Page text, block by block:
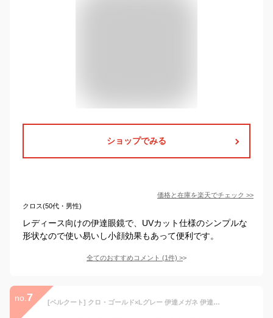
ショップでみる
価格と在庫を楽天でチェック >>
クロス(50代・男性)
レディース向けの伊達眼鏡で、UVカット仕様のシンプルな
形状なので使い易いし小顔効果もあって便利です。
全てのおすすめコメント (1件) >
no. 7 [ベルクート] クロ・ゴールド×Lグレー 伊達メガネ 伊達眼鏡 だてめがね だて眼鏡 度なしメガネ ファッションメガネ めがね 眼鏡 メンズ レディース 丸 四角 透明 色付き 小さい 大きい uvカット 紫外線カット 1040103-F-100b